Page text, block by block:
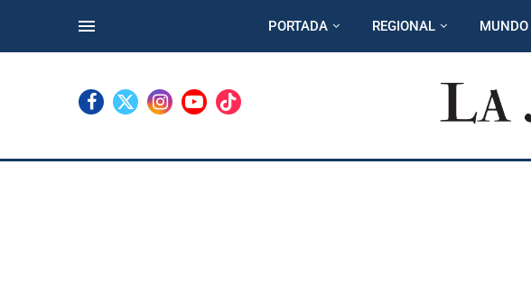
PORTADA REGIONAL MUNDO